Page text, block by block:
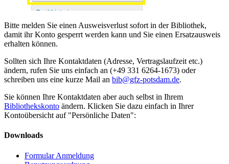
Bitte melden Sie einen Ausweisverlust sofort in der Bibliothek,
damit ihr Konto gesperrt werden kann und Sie einen Ersatzausweis
erhalten können.
Sollten sich Ihre Kontaktdaten (Adresse, Vertragslaufzeit etc.)
ändern, rufen Sie uns einfach an (+49 331 6264-1673) oder
schreiben uns eine kurze Mail an bib@gfz-potsdam.de.
Sie können Ihre Kontaktdaten aber auch selbst in Ihrem
Bibliothekskonto ändern. Klicken Sie dazu einfach in Ihrer
Kontoübersicht auf "Persönliche Daten":
Downloads
Formular Anmeldung